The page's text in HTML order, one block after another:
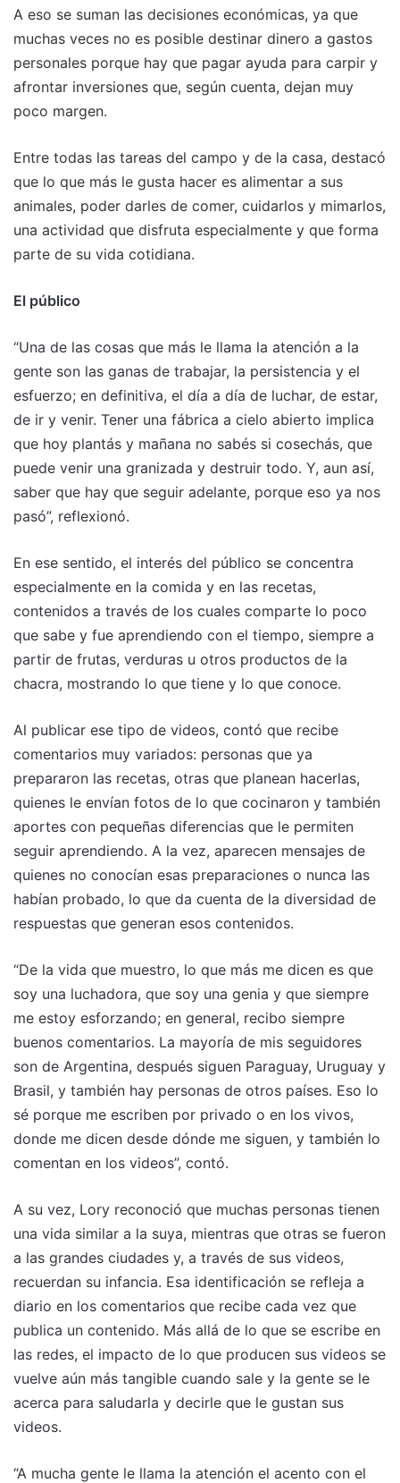
A eso se suman las decisiones económicas, ya que
muchas veces no es posible destinar dinero a gastos
personales porque hay que pagar ayuda para carpir y
afrontar inversiones que, según cuenta, dejan muy
poco margen.
Entre todas las tareas del campo y de la casa, destacó
que lo que más le gusta hacer es alimentar a sus
animales, poder darles de comer, cuidarlos y mimarlos,
una actividad que disfruta especialmente y que forma
parte de su vida cotidiana.
El público
“Una de las cosas que más le llama la atención a la
gente son las ganas de trabajar, la persistencia y el
esfuerzo; en definitiva, el día a día de luchar, de estar,
de ir y venir. Tener una fábrica a cielo abierto implica
que hoy plantás y mañana no sabés si cosechás, que
puede venir una granizada y destruir todo. Y, aun así,
saber que hay que seguir adelante, porque eso ya nos
pasó”, reflexionó.
En ese sentido, el interés del público se concentra
especialmente en la comida y en las recetas,
contenidos a través de los cuales comparte lo poco
que sabe y fue aprendiendo con el tiempo, siempre a
partir de frutas, verduras u otros productos de la
chacra, mostrando lo que tiene y lo que conoce.
Al publicar ese tipo de videos, contó que recibe
comentarios muy variados: personas que ya
prepararon las recetas, otras que planean hacerlas,
quienes le envían fotos de lo que cocinaron y también
aportes con pequeñas diferencias que le permiten
seguir aprendiendo. A la vez, aparecen mensajes de
quienes no conocían esas preparaciones o nunca las
habían probado, lo que da cuenta de la diversidad de
respuestas que generan esos contenidos.
“De la vida que muestro, lo que más me dicen es que
soy una luchadora, que soy una genia y que siempre
me estoy esforzando; en general, recibo siempre
buenos comentarios. La mayoría de mis seguidores
son de Argentina, después siguen Paraguay, Uruguay y
Brasil, y también hay personas de otros países. Eso lo
sé porque me escriben por privado o en los vivos,
donde me dicen desde dónde me siguen, y también lo
comentan en los videos”, contó.
A su vez, Lory reconoció que muchas personas tienen
una vida similar a la suya, mientras que otras se fueron
a las grandes ciudades y, a través de sus videos,
recuerdan su infancia. Esa identificación se refleja a
diario en los comentarios que recibe cada vez que
publica un contenido. Más allá de lo que se escribe en
las redes, el impacto de lo que producen sus videos se
vuelve aún más tangible cuando sale y la gente se le
acerca para saludarla y decirle que le gustan sus
videos.
“A mucha gente le llama la atención el acento con el